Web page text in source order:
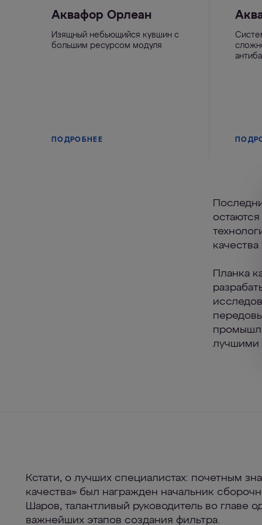
Аквафор Орлеан
Изящный небьющийся кувшин с
большим ресурсом модуля
ПОДРОБНЕЕ
Планка
лучшими
Кстати, о лучших специалистах: почетным
качества» был награжден начальник
Шаров, талантливый руководитель во главе
важнейших этапов создания фильтра.